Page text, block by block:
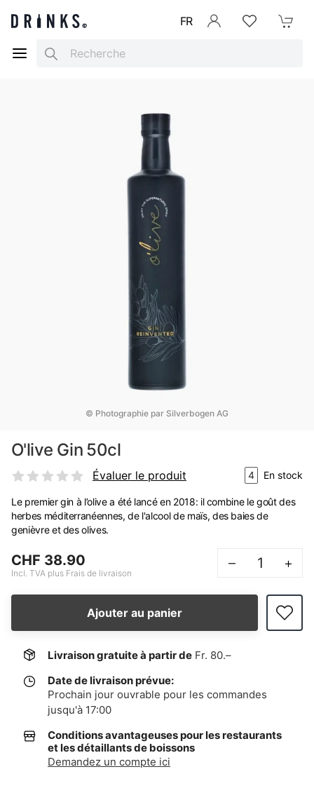
FR
Search
© Photographie par Silverbogen AG
O'live Gin 50cl
Évaluer le produit 4 En stock
Le premier gin à l’olive a été lancé en 2018: il combine le goût des
herbes méditerranéennes, de l'alcool de maïs, des baies de
genièvre et des olives.
CHF 38.90
Incl. TVA plus Frais de livraison
– +
Ajouter au panier
Livraison gratuite à partir de Fr. 80.–
Date de livraison prévue:
Prochain jour ouvrable pour les commandes
jusqu'à 17:00
Conditions avantageuses pour les restaurants
et les détaillants de boissons
Demandez un compte ici